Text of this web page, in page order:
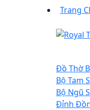
Trang
Đồ Thờ
Bộ Tam
Bộ Ngũ
Đỉnh